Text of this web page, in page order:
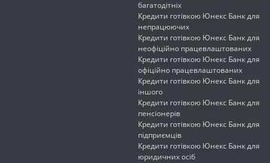
багатодітніх
Кредити готівкою Юнекс Банк для
непрацюючих
Кредити готівкою Юнекс Банк для
неофіційно працевлаштованих
Кредити готівкою Юнекс Банк для
офіційно працевлаштованих
Кредити готівкою Юнекс Банк для
іншого
Кредити готівкою Юнекс Банк для
пенсіонерів
Кредити готівкою Юнекс Банк для
підприємців
Кредити готівкою Юнекс Банк для
юридичних осіб